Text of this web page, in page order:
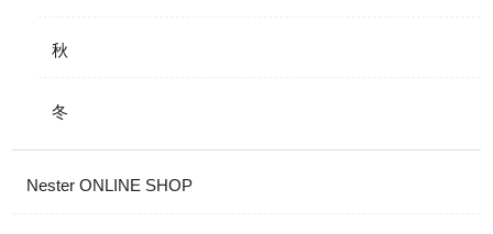
秋
冬
Nester ONLINE SHOP